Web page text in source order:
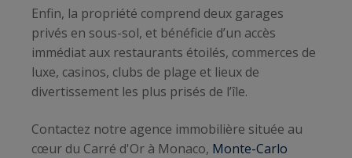
Enfin, la propriété comprend deux garages
privés en sous-sol, et bénéficie d’un accès
immédiat aux restaurants étoilés, commerces de
luxe, casinos, clubs de plage et lieux de
divertissement les plus prisés de l’île.
Contactez notre agence immobilière située au
cœur du Carré d'Or à Monaco, Monte-Carlo